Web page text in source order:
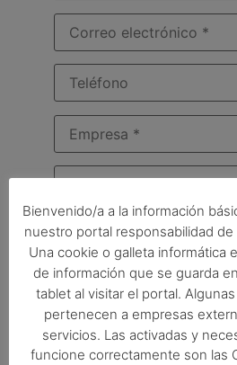
Bienvenido/a a la información
nuestro portal responsabilidad de
Una cookie o galleta informática
de información que se guarda
tablet al visitar el portal.
pertenecen a empresas
servicios. Las activadas y
funcione correctamente son las